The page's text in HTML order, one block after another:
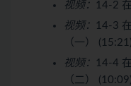
视频：
14-2
视频：
14-3
（一） (15:21)
视频：
14-4
（二） (10:09)